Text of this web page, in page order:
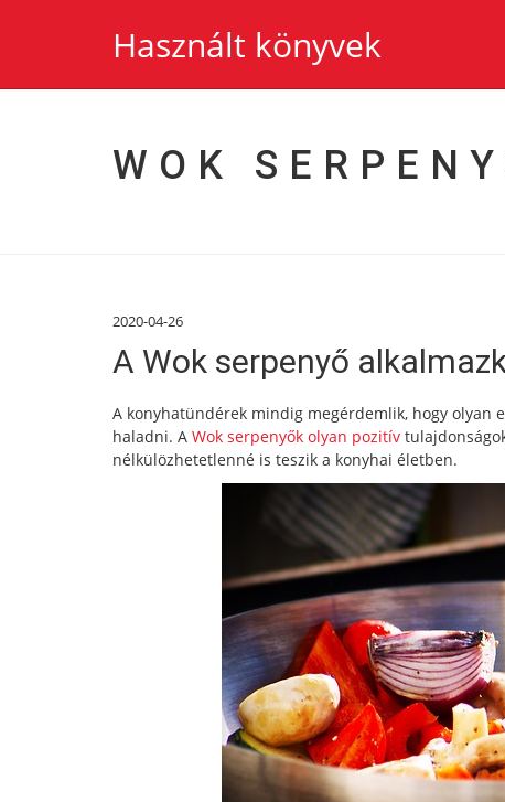
Használt könyvek
WOK
2020-04-26
A Wok serpenyő
A konyhatündérek mindig megérdemlik, hogy olyan
haladni. A Wok serpenyők olyan pozitív
nélkülözhetetlenné is teszik a konyhai életben.